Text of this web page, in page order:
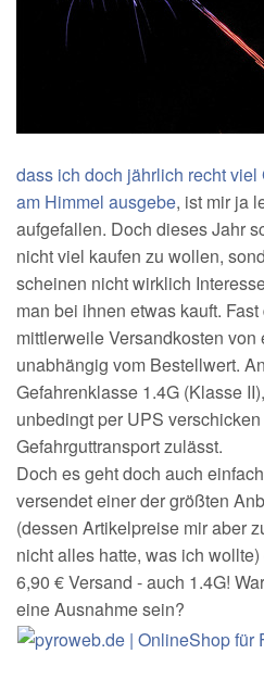
dass ich doch jährlich recht
am Himmel ausgebe, ist mir ja
aufgefallen. Doch dieses Jahr
nicht viel kaufen zu wollen,
scheinen nicht wirklich
man bei ihnen etwas kauft.
mittlerweile Versandkosten von
unabhängig vom Bestellwert.
Gefahrenklasse 1.4G (Klasse
unbedingt per UPS
Gefahrguttransport zulässt.
Doch es geht doch auch
versendet einer der größten
(dessen Artikelpreise mir aber
nicht alles hatte, was ich
6,90 € Versand - auch 1.4G!
eine Ausnahme sein?